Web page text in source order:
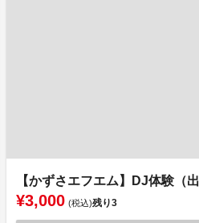
【かずさエフエム】DJ体験（
¥3,000 (税込)残り3